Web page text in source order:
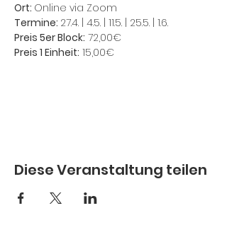
Ort: Online via Zoom
Termine: 27.4. | 4.5. | 11.5. | 25.5. | 1.6.
Preis 5er Block: 72,00€
Preis 1 Einheit: 15,00€
Diese Veranstaltung teilen